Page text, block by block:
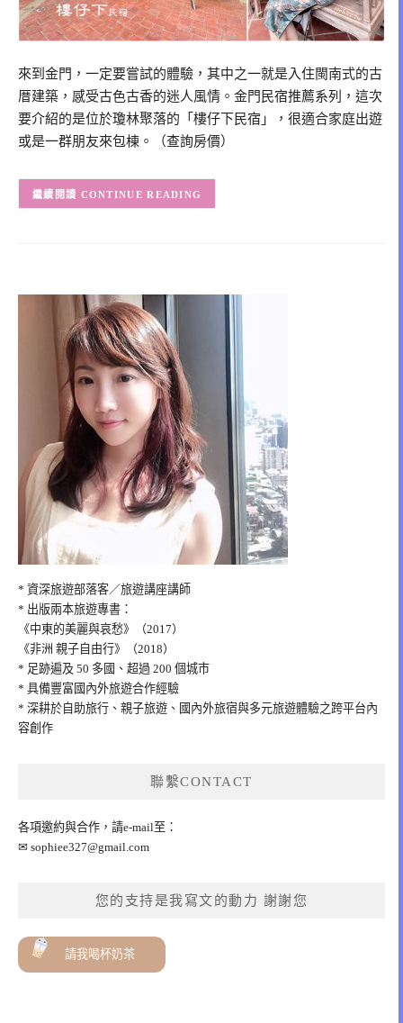
來到金門，一定要嘗試的體驗，其中之一就是入住閩南式的古
厝建築，感受古色古香的迷人風情。金門民宿推薦系列，這次
要介紹的是位於瓊林聚落的「樓仔下民宿」，很適合家庭出遊
或是一群朋友來包棟。（查詢房價）
CONTINUE READING
* 資深旅遊部落客／旅遊講座講師
* 出版兩本旅遊專書：
《中東的美麗與哀愁》（2017）
《非洲 親子自由行》（2018）
* 足跡遍及 50 多國、超過 200 個城市
* 具備豐富國內外旅遊合作經驗
* 深耕於自助旅行、親子旅遊、國內外旅宿與多元旅遊體驗之跨平台內
容創作
聯繫CONTACT
各項邀約與合作，請e-mail至：
✉ sophiee327@gmail.com
您的支持是我寫文的動力 謝謝您
請我喝杯奶茶